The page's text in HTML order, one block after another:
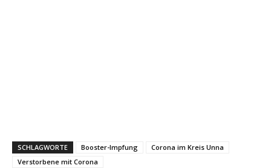
SCHLAGWORTE Booster-Impfung
Corona im Kreis Unna
Verstorbene mit Corona